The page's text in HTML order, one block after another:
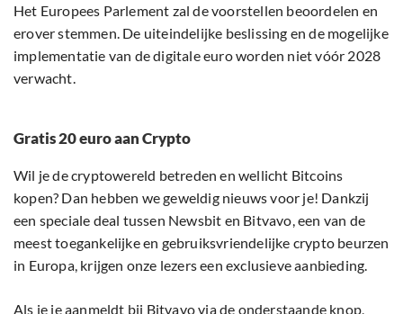
Het Europees Parlement zal de voorstellen beoordelen en
erover stemmen. De uiteindelijke beslissing en de mogelijke
implementatie van de digitale euro worden niet vóór 2028
verwacht.
Gratis 20 euro aan Crypto
Wil je de cryptowereld betreden en wellicht Bitcoins
kopen? Dan hebben we geweldig nieuws voor je! Dankzij
een speciale deal tussen Newsbit en Bitvavo, een van de
meest toegankelijke en gebruiksvriendelijke crypto beurzen
in Europa, krijgen onze lezers een exclusieve aanbieding.
Als je je aanmeldt bij Bitvavovia de onderstaande knop,